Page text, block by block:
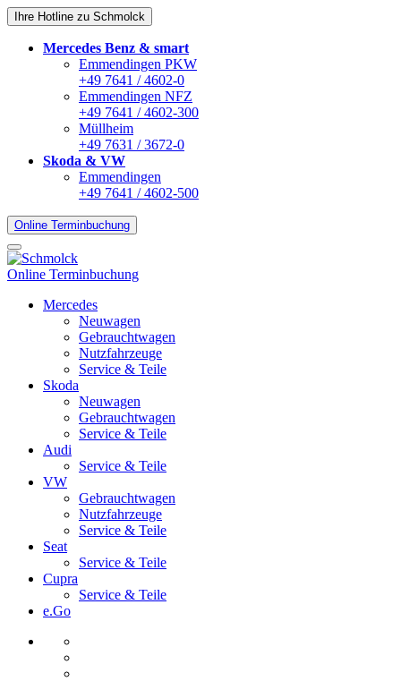
Ihre Hotline zu Schmolck
Mercedes Benz & smart
Emmendingen PKW
+49 7641 / 4602-0
Emmendingen NFZ
+49 7641 / 4602-300
Müllheim
+49 7631 / 3672-0
Skoda & VW
Emmendingen
+49 7641 / 4602-500
Online Terminbuchung
Online Terminbuchung
Mercedes
Neuwagen
Gebrauchtwagen
Nutzfahrzeuge
Service & Teile
Skoda
Neuwagen
Gebrauchtwagen
Service & Teile
Audi
Service & Teile
VW
Gebrauchtwagen
Nutzfahrzeuge
Service & Teile
Seat
Service & Teile
Cupra
Service & Teile
e.Go